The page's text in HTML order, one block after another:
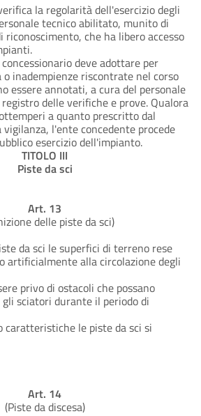
la regolarità dell'esercizio degli
tecnico abilitato, munito di
riconoscimento, che ha libero accesso
deve adottare per
inadempienze riscontrate nel corso
essere annotati, a cura del personale
delle verifiche e prove. Qualora
a quanto prescritto dal
l'ente concedente procede
esercizio dell'impianto.
TITOLO III
Piste da sci
Art. 13
delle piste da sci)
da sci le superfici di terreno rese
artificialmente alla circolazione degli
privo di ostacoli che possano
sciatori durante il periodo di
caratteristiche le piste da sci si
Art. 14
(Piste da discesa)